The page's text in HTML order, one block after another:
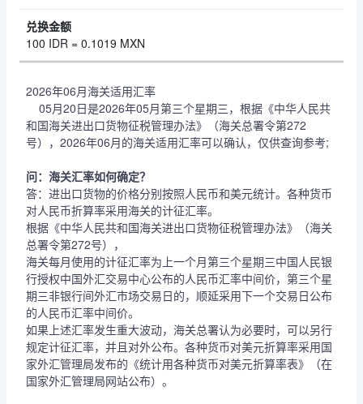
100 IDR = 0.1019 MXN
2026年06月海关适用汇率
05月20日是2026年05月第三个星期三，根据《中华人民共
和国海关进出口货物征税管理办法》（海关总署令第272
号），2026年06月的海关适用汇率可以确认，仅供查询参考;
问：海关汇率如何确定？
答：进出口货物的价格分别按照人民币和美元统计。各种货币
对人民币折算率采用海关的计征汇率。
根据《中华人民共和国海关进出口货物征税管理办法》（海关
总署令第272号），
海关每月使用的计征汇率为上一个月第三个星期三中国人民银
行授权中国外汇交易中心公布的人民币汇率中间价，第三个星
期三非银行间外汇市场交易日的，顺延采用下一个交易日公布
的人民币汇率中间价。
如果上述汇率发生重大波动，海关总署认为必要时，可以另行
规定计征汇率，并且对外公布。各种货币对美元折算率采用国
家外汇管理局发布的《统计用各种货币对美元折算率表》（在
国家外汇管理局网站公布）。